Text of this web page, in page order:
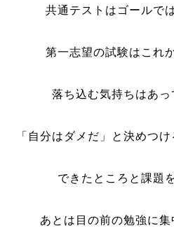
共通テストはゴールで
第一志望の試験はこれ
落ち込む気持ちはあっ
「自分はダメだ」と決めつ
できたところと課題
あとは目の前の勉強に集